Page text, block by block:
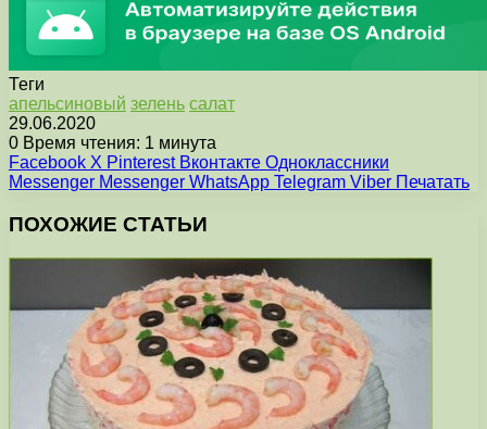
Теги
апельсиновый зелень салат
29.06.2020
0 Время чтения: 1 минута
Facebook X Pinterest Вконтакте Одноклассники
Messenger Messenger WhatsApp Telegram Viber Печатать
ПОХОЖИЕ СТАТЬИ